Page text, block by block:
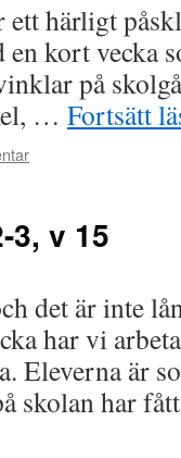
härligt
en kort vecka
på
… Fortsätt
3, v 15
det är inte
har vi
Eleverna är
skolan har